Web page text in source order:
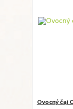
Ovocný čaj